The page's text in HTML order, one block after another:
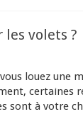
volets ?
louez une
certaines
sont à votre